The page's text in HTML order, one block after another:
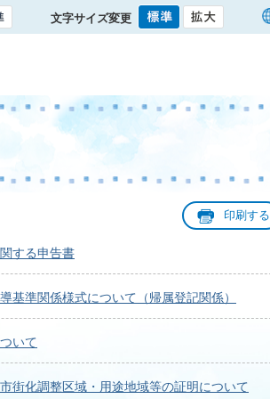
文字サイズ変更
印刷する
する申告書
基準関係様式について（帰属登記関係）
いて
街化調整区域・用途地域等の証明について